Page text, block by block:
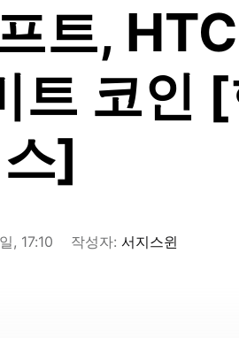
트,
트 코인
스]
, 17:10 작성자: 서지스윈